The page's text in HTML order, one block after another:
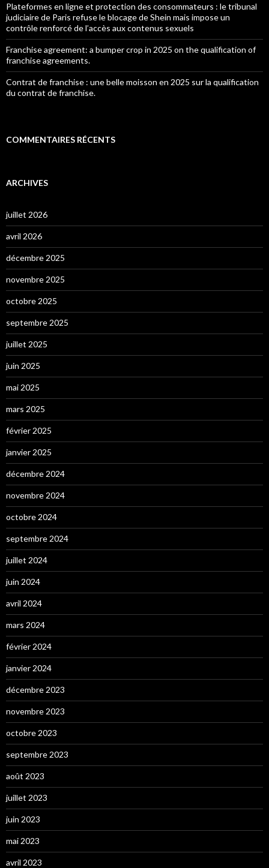
Plateformes en ligne et protection des consommateurs : le tribunal
judiciaire de Paris refuse le blocage de Shein mais impose un
contrôle renforcé de l’accès aux contenus sexuels
Franchise agreement: a bumper crop in 2025 on the qualification of
franchise agreements.
Contrat de franchise : une belle moisson en 2025 sur la qualification
du contrat de franchise.
COMMENTAIRES RÉCENTS
ARCHIVES
juillet 2026
avril 2026
décembre 2025
novembre 2025
octobre 2025
septembre 2025
juillet 2025
juin 2025
mai 2025
mars 2025
février 2025
janvier 2025
décembre 2024
novembre 2024
octobre 2024
septembre 2024
juillet 2024
juin 2024
avril 2024
mars 2024
février 2024
janvier 2024
décembre 2023
novembre 2023
octobre 2023
septembre 2023
août 2023
juillet 2023
juin 2023
mai 2023
avril 2023